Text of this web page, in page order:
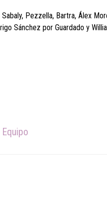
Sabaly, Pezzella, Bartra, Álex
Sánchez por Guardado y